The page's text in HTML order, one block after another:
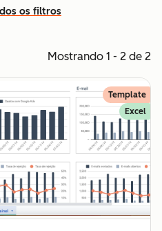
os filtros
Mostrando 1 - 2 de 2
Template
Excel